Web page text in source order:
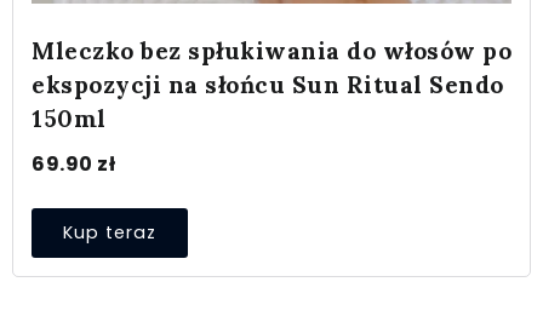
Mleczko bez spłukiwania do włosów po
ekspozycji na słońcu Sun Ritual Sendo
150ml
69.90 zł
Kup teraz